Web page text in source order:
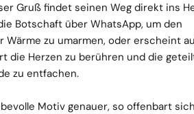
Gruß findet seinen Weg direkt ins
Botschaft über WhatsApp, um den
Wärme zu umarmen, oder erscheint
die Herzen zu berühren und die
zu entfachen.
Motiv genauer, so offenbart